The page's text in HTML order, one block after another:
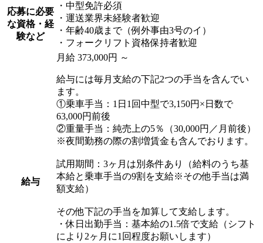
応募に必要
な資格・経
験など
・中型免許必須
・運送業界未経験者歓迎
・年齢40歳まで（例外事由3号のイ）
・フォークリフト資格保持者歓迎
給与
月給 373,000円 ～
給与には毎月支給の下記2つの手当を含んでい
ます。
①乗車手当：1日1回中型で3,150円×日数で
63,000円前後
②重量手当：純売上の5％（30,000円／月前後）
※夜間勤務の際の割増賃金も含んでおります。
試用期間：3ヶ月は別条件あり（給料のうち基
本給と乗車手当の9割を支給※その他手当は満
額支給）
その他下記の手当を加算して支給します。
・休日出勤手当：基本給の1.5倍で支給（シフト
により2ヶ月に1回程度お願いします）